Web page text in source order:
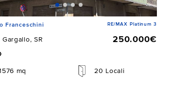
Franceschini RE/MAX Platinum 3
Gargallo, SR
250.000€
mq 20 Locali